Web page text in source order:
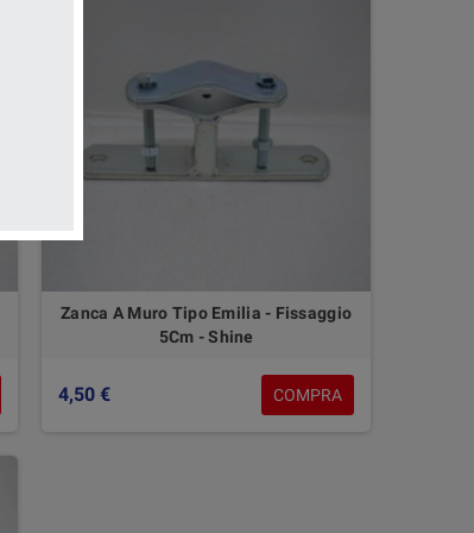
Zanca A Muro Tipo Emilia - Fissaggio
5Cm - Shine
4,50 € COMPRA